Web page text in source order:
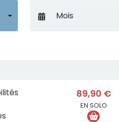
89,90 €
EN SOLO